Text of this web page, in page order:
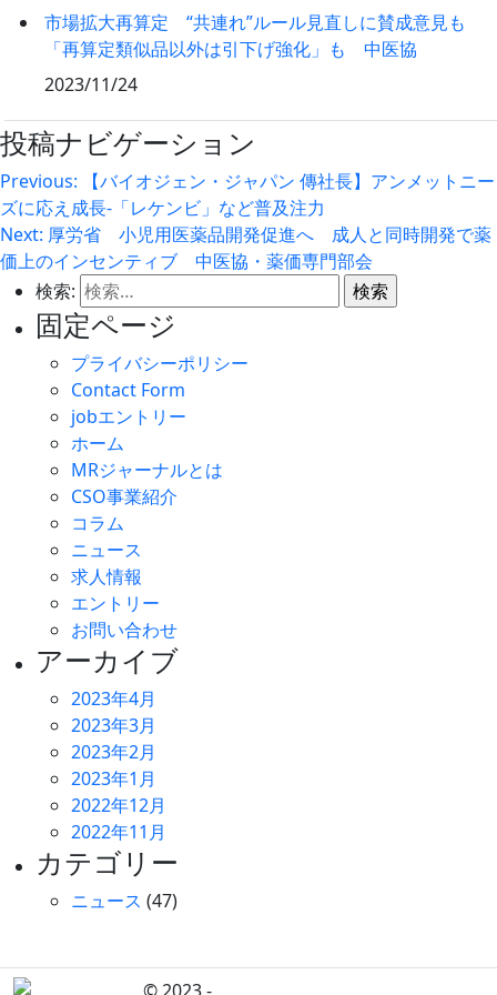
市場拡大再算定 “共連れ”ルール見直しに賛成意見も
「再算定類似品以外は引下げ強化」も 中医協
2023/11/24
投稿ナビゲーション
Previous:
【バイオジェン・ジャパン 傳社長】アンメットニー
ズに応え成長‐「レケンビ」など普及注力
Next: 厚労省 小児用医薬品開発促進へ 成人と同時開発で薬
価上のインセンティブ 中医協・薬価専門部会
検索:
固定ページ
プライバシーポリシー
Contact Form
jobエントリー
ホーム
MRジャーナルとは
CSO事業紹介
コラム
ニュース
求人情報
エントリー
お問い合わせ
アーカイブ
2023年4月
2023年3月
2023年2月
2023年1月
2022年12月
2022年11月
カテゴリー
ニュース (47)